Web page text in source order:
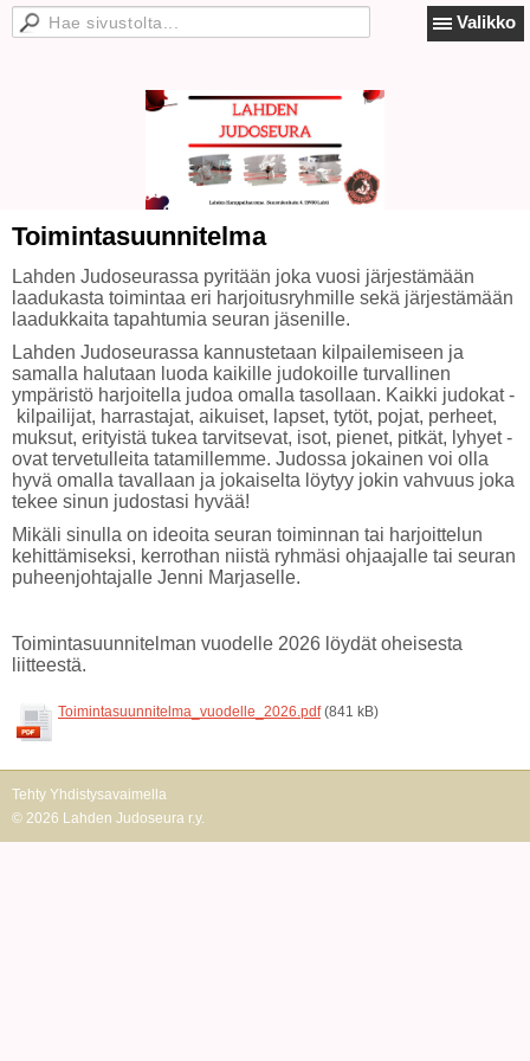
Valikko
Toimintasuunnitelma
Lahden Judoseurassa pyritään joka vuosi järjestämään
laadukasta toimintaa eri harjoitusryhmille sekä järjestämään
laadukkaita tapahtumia seuran jäsenille.
Lahden Judoseurassa kannustetaan kilpailemiseen ja
samalla halutaan luoda kaikille judokoille turvallinen
ympäristö harjoitella judoa omalla tasollaan. Kaikki judokat -
kilpailijat, harrastajat, aikuiset, lapset, tytöt, pojat, perheet,
muksut, erityistä tukea tarvitsevat, isot, pienet, pitkät, lyhyet -
ovat tervetulleita tatamillemme. Judossa jokainen voi olla
hyvä omalla tavallaan ja jokaiselta löytyy jokin vahvuus joka
tekee sinun judostasi hyvää!
Mikäli sinulla on ideoita seuran toiminnan tai harjoittelun
kehittämiseksi, kerrothan niistä ryhmäsi ohjaajalle tai seuran
puheenjohtajalle Jenni Marjaselle.
Toimintasuunnitelman vuodelle 2026 löydät oheisesta
liitteestä.
Toimintasuunnitelma_vuodelle_2026.pdf (841 kB)
Tehty Yhdistysavaimella
© 2026 Lahden Judoseura r.y.